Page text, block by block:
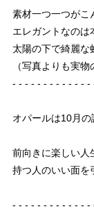
素材一つ一つがこ
エレガントなのは
太陽の下で綺麗な
（写真よりも実
- - - - - - - - - - - - -
オパールは10月の
前向きに楽しい人
持つ人のいい面を
- - - - - - - - - - - - -